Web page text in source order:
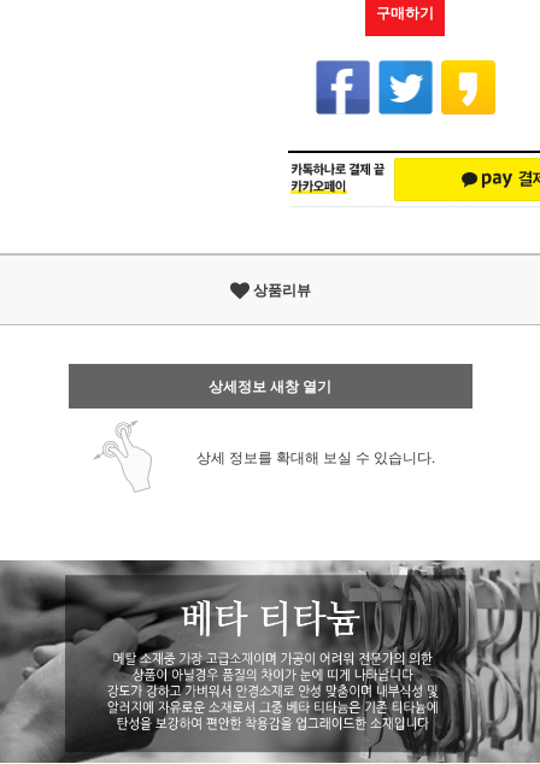
구매하기
상품리뷰
상세정보 새창 열기
상세 정보를 확대해 보실 수 있습니다.